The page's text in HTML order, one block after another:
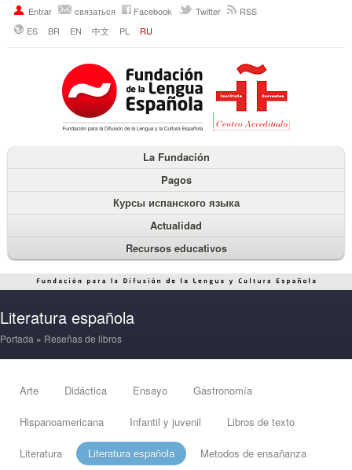
Entrar связаться Facebook Twitter
RSS
ES
BR EN 中文 PL RU
La Fundación
Pagos
Курсы испанского языка
Actualidad
Recursos educativos
Literatura española
Portada » Reseñas de libros
Arte Didáctica Ensayo Gastronomía
Hispanoamericana Infantil y juvenil Libros de texto
Literatura Literatura española Metodos de ensañanza